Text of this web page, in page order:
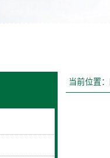
当前位置：